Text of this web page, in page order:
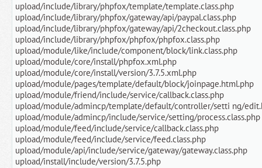
upload/include/library/phpfox/template/template.class.php
upload/include/library/phpfox/gateway/api/paypal.class.php
upload/include/library/phpfox/gateway/api/2checkout.class.php
upload/include/library/phpfox/phpfox/phpfox.class.php
upload/module/like/include/component/block/link.class.php
upload/module/core/install/phpfox.xml.php
upload/module/core/install/version/3.7.5.xml.php
upload/module/pages/template/default/block/joinpage.html.php
upload/module/friend/include/service/callback.class.php
upload/module/admincp/template/default/controller/setti ng/
upload/module/admincp/include/service/setting/process.class.php
upload/module/feed/include/service/callback.class.php
upload/module/feed/include/service/feed.class.php
upload/module/api/include/service/gateway/gateway.class.php
upload/install/include/version/3.7.5.php